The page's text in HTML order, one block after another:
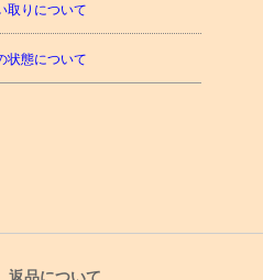
取りについて
状態について